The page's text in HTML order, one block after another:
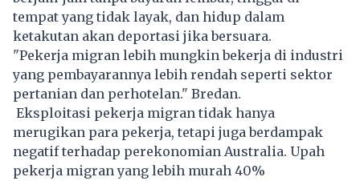
tempat yang tidak layak, dan hidup dalam
ketakutan akan deportasi jika bersuara.
"Pekerja migran lebih mungkin bekerja di industri
yang pembayarannya lebih rendah seperti sektor
pertanian dan perhotelan." Bredan.
Eksploitasi pekerja migran tidak hanya
merugikan para pekerja, tetapi juga berdampak
negatif terhadap perekonomian Australia. Upah
pekerja migran yang lebih murah 40%